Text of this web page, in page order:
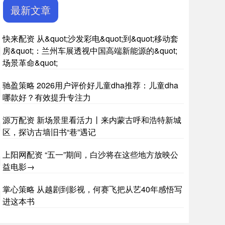
最新文章
快来配资 从&quot;沙发彩电&quot;到&quot;移动套
房&quot;：兰州车展透视中国高端新能源的&quot;
场景革命&quot;
驰盈策略 2026用户评价好儿童dha推荐：儿童dha
哪款好？有效提升专注力
源万配资 新场景里看活力丨来内蒙古呼和浩特新城
区，探访古墙旧书“巷”遇记
上阳网配资 “五一”期间，白沙将在这些地方放映公
益电影→
掌心策略 从越剧到影视，何赛飞把从艺40年感悟写
进这本书